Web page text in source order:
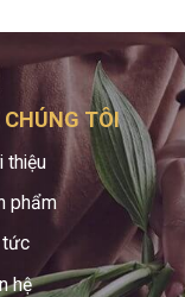
CHÚNG TÔI
thiệu
phẩm
tức
hệ